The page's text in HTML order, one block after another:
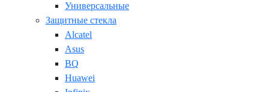
Универсальные
Защитные стекла
Alcatel
Asus
BQ
Huawei